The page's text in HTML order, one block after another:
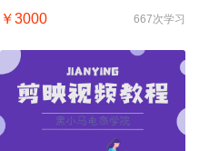
￥3000 667次学习